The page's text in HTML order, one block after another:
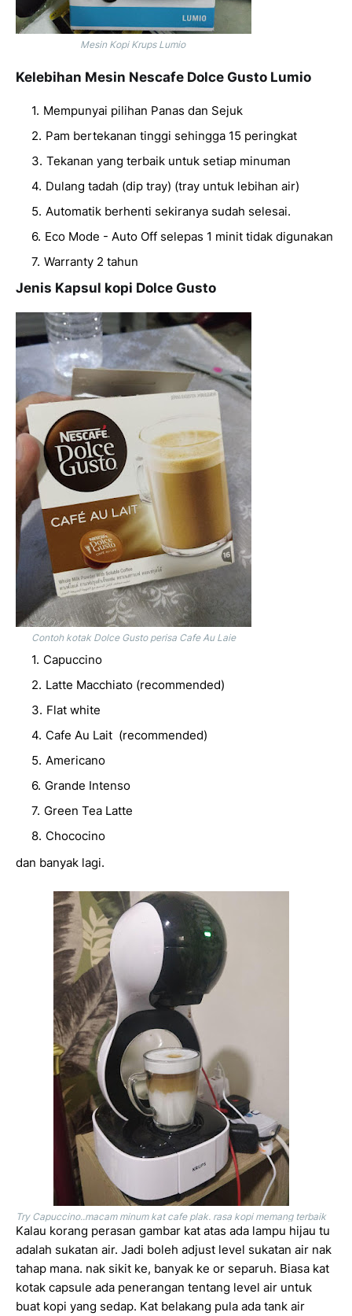
Mesin Kopi Krups Lumio
Kelebihan Mesin Nescafe Dolce Gusto Lumio
Mempunyai pilihan Panas dan Sejuk
Pam bertekanan tinggi sehingga 15 peringkat
Tekanan yang terbaik untuk setiap minuman
Dulang tadah (dip tray) (tray untuk lebihan air)
Automatik berhenti sekiranya sudah selesai.
Eco Mode - Auto Off selepas 1 minit tidak digunakan
Warranty 2 tahun
Jenis Kapsul kopi Dolce Gusto
Contoh kotak Dolce Gusto perisa Cafe Au Laie
Capuccino
Latte Macchiato (recommended)
Flat white
Cafe Au Lait (recommended)
Americano
Grande Intenso
Green Tea Latte
Chococino
dan banyak lagi.
Try Capuccino..macam minum kat cafe plak. rasa kopi memang terbaik
Kalau korang perasan gambar kat atas ada lampu hijau tu
adalah sukatan air. Jadi boleh adjust level sukatan air nak
tahap mana. nak sikit ke, banyak ke or separuh. Biasa kat
kotak capsule ada penerangan tentang level air untuk
buat kopi yang sedap. Kat belakang pula ada tank air